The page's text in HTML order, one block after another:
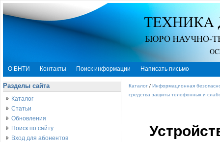
О БНТИ Контакты Поиск информации Написать письмо
Разделы сайта
Каталог
Статьи
Обновления
Поиск по сайту
Вход для абонентов
Каталог / Информационная
средства защиты телефонных и